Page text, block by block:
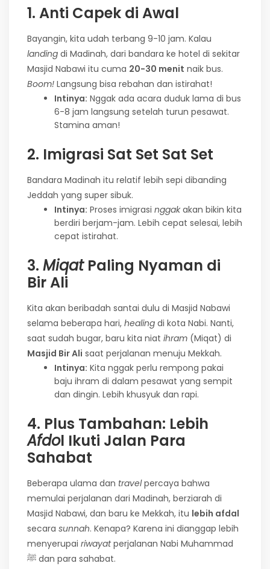
1. Anti Capek di Awal
Bayangin, kita udah terbang 9-10 jam. Kalau
landing di Madinah, dari bandara ke hotel di sekitar
Masjid Nabawi itu cuma 20-30 menit naik bus.
Boom! Langsung bisa rebahan dan istirahat!
Intinya: Nggak ada acara duduk lama di bus
6-8 jam langsung setelah turun pesawat.
Stamina aman!
2. Imigrasi Sat Set Sat Set
Bandara Madinah itu relatif lebih sepi dibanding
Jeddah yang super sibuk.
Intinya: Proses imigrasi nggakakan bikin kita
berdiri berjam-jam. Lebih cepat selesai, lebih
cepat istirahat.
3. MiqatPaling Nyaman di
Bir Ali
Kita akan beribadah santai dulu di Masjid Nabawi
selama beberapa hari, healing di kota Nabi. Nanti,
saat sudah bugar, baru kita niat ihram (Miqat) di
Masjid Bir Ali saat perjalanan menuju Mekkah.
Intinya: Kita nggak perlu rempong pakai
baju ihram di dalam pesawat yang sempit
dan dingin. Lebih khusyuk dan rapi.
4. Plus Tambahan: Lebih
Afdol Ikuti Jalan Para
Sahabat
Beberapa ulama dan travelpercaya bahwa
memulai perjalanan dari Madinah, berziarah di
Masjid Nabawi, dan baru ke Mekkah, itu lebih afdal
secara sunnah. Kenapa? Karena ini dianggap lebih
menyerupai riwayatperjalanan Nabi Muhammad
ﷺ dan para sahabat.